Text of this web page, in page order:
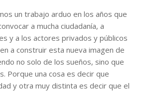
un trabajo arduo en los años que
a mucha ciudadanía, a
y a los actores privados y públicos
a construir esta nueva imagen de
no solo de los sueños, sino que
Porque una cosa es decir que
y otra muy distinta es decir que el